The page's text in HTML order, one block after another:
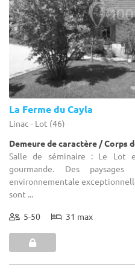
La Ferme du Cayla
Linac - Lot (46)
Demeure de caractère / Corps
Salle de séminaire : Le Lot
gourmande. Des
environnementale
sont ...
5-50 31 max